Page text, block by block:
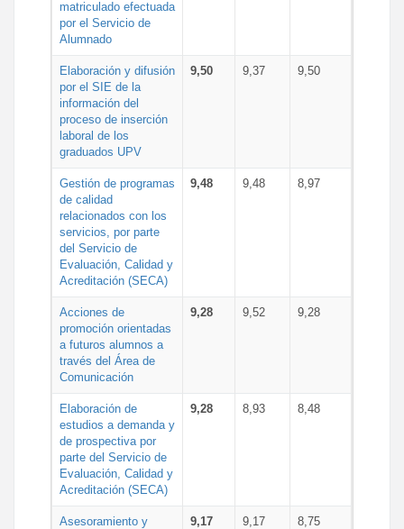
matriculado efectuada
por el Servicio de
Alumnado
Elaboración y difusión
por el SIE de la
información del
proceso de inserción
laboral de los
graduados UPV
9,50 9,37 9,50
Gestión de programas
de calidad
relacionados con los
servicios, por parte
del Servicio de
Evaluación, Calidad y
Acreditación (SECA)
9,48 9,48 8,97
Acciones de
promoción orientadas
a futuros alumnos a
través del Área de
Comunicación
9,28 9,52 9,28
Elaboración de
estudios a demanda y
de prospectiva por
parte del Servicio de
Evaluación, Calidad y
Acreditación (SECA)
9,28 8,93 8,48
Asesoramiento y
9,17 9,17 8,75